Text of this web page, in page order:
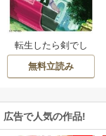
転生したら剣でし
た
無料立読み
広告で人気の作品!